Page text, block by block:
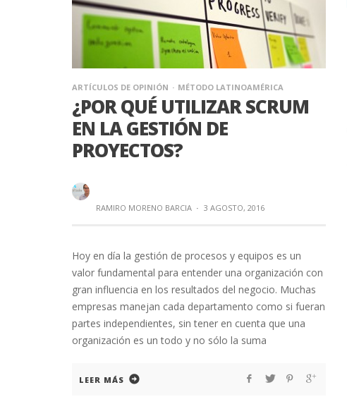
ARTÍCULOS DE OPINIÓN MÉTODO LATINOAMÉRICA
¿POR QUÉ UTILIZAR SCRUM
EN LA GESTIÓN DE
PROYECTOS?
RAMIRO MORENO BARCIA · 3 AGOSTO, 2016
Hoy en día la gestión de procesos y equipos es un
valor fundamental para entender una organización con
gran influencia en los resultados del negocio. Muchas
empresas manejan cada departamento como si fueran
partes independientes, sin tener en cuenta que una
organización es un todo y no sólo la suma
LEER MÁS